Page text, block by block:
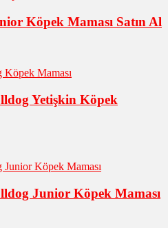
Köpek Maması Satın Al
Yetişkin Köpek
Junior Köpek Maması